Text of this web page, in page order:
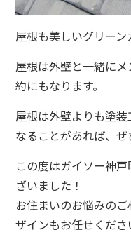
屋根も美しいグリー
屋根は外壁と一緒に
約にもなります。
屋根は外壁よりも塗
なることがあれば、
この度はガイソー神
ざいました！
お住まいのお悩みの
ザインもお任せくださ